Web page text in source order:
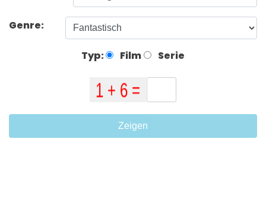
Genre:
Typ: Film Serie
Zeigen